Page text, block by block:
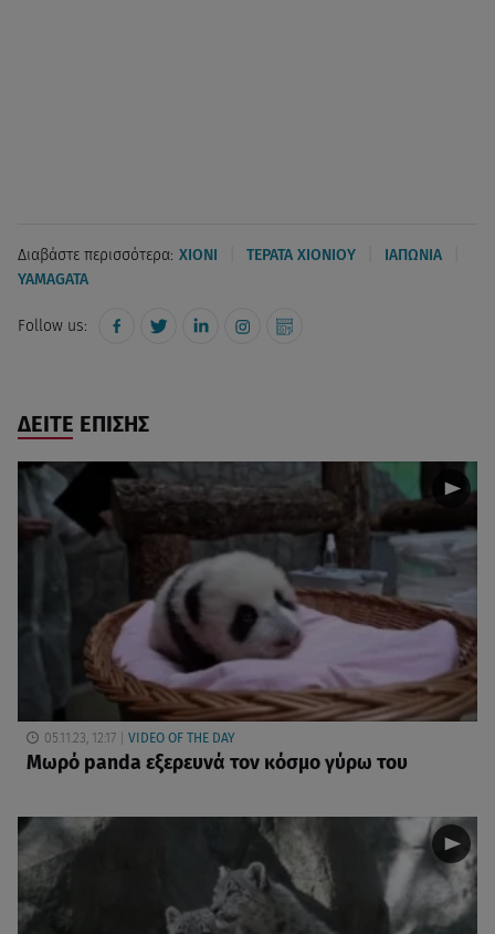
Διαβάστε περισσότερα: ΧΙΟΝΙ ΤΕΡΑΤΑ ΧΙΟΝΙΟΥ ΙΑΠΩΝΙΑ
YAMAGATA
Follow us:
ΔΕΙΤΕ ΕΠΙΣΗΣ
05.11.23, 12:17 VIDEO OF THE DAY
Μωρό panda εξερευνά τον κόσμο γύρω του